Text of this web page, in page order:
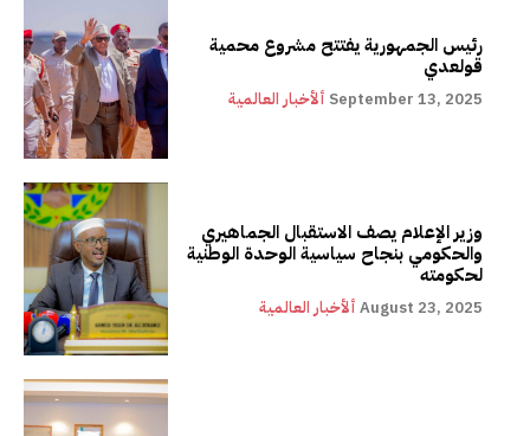
رئيس الجمهورية يفتتح مشروع محمية
قولعدي
ألأخبار العالمية September 13, 2025
وزير الإعلام يصف الاستقبال الجماهيري
والحكومي بنجاح سياسية الوحدة الوطنية
لحكومته
ألأخبار العالمية August 23, 2025